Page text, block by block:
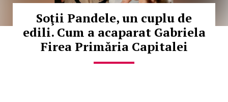
Soţii Pandele, un cuplu de
edili. Cum a acaparat Gabriela
Firea Primăria Capitalei